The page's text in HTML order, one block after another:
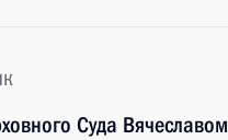
Суда Вячеславом